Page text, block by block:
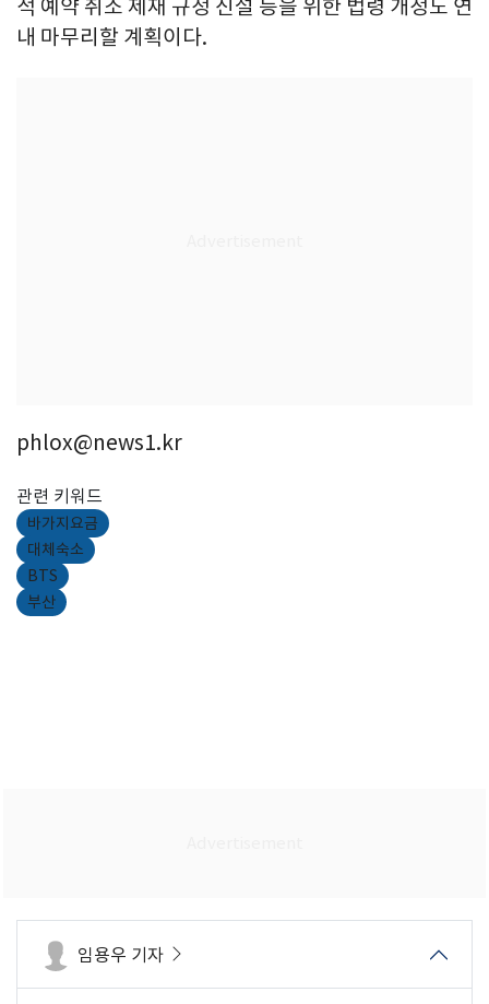
적 예약 취소 제재 규정 신설 등을 위한 법령 개정도 연
내 마무리할 계획이다.
phlox@news1.kr
관련 키워드
바가지요금
대체숙소
BTS
부산
임용우 기자